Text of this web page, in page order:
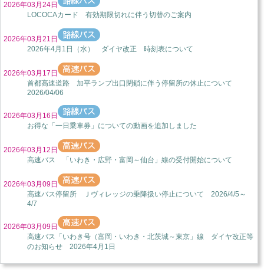
2026年03月24日
LOCOCAカード 有効期限切れに伴う切替のご案内
2026年03月21日
2026年4月1日（水） ダイヤ改正 時刻表について
2026年03月17日
首都高速道路 加平ランプ出口閉鎖に伴う停留所の休止について
2026/04/06
2026年03月16日
お得な「一日乗車券」についての動画を追加しました
2026年03月12日
高速バス 「いわき・広野・富岡～仙台」線の受付開始について
2026年03月09日
高速バス停留所 Ｊヴィレッジの乗降扱い停止について 2026/4/5～
4/7
2026年03月09日
高速バス「いわき号（富岡・いわき・北茨城～東京」線 ダイヤ改正等
のお知らせ 2026年4月1日